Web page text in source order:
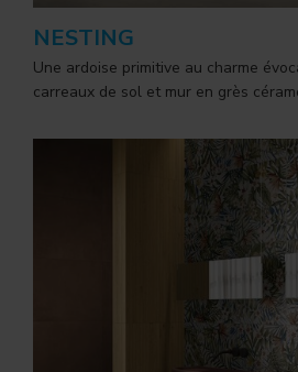
NESTING
Une ardoise primitive au charme
carreaux de sol et mur en grès